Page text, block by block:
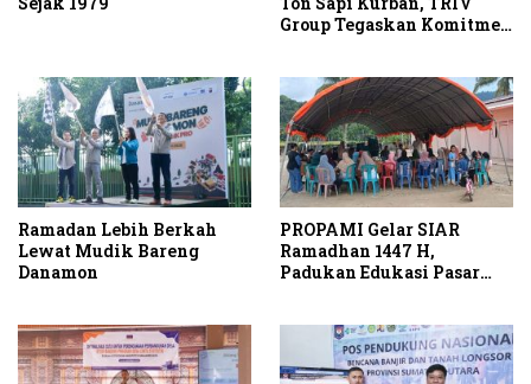
Group Tegaskan Komitmen
Ramadan Lebih Berkah
Lewat Mudik Bareng
Danamon
PROPAMI Gelar SIAR
Ramadhan 1447 H,
Padukan Edukasi Pasar